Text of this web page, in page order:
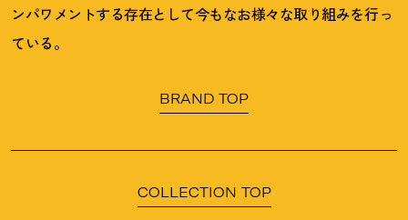
ンパワメントする存在として今もなお様々な取り組みを行っ
ている。
BRAND TOP
COLLECTION TOP